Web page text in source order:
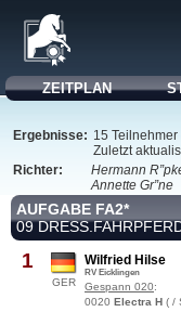
ZEITPLAN
Ergebnisse: 15
Zuletzt
Richter:
Hermann
Annette Gr”ne
AUFGABE FA2*
09
1
GER
Wilfried Hilse
RV Eicklingen
Gespann 020:
0020 Electra H ( /